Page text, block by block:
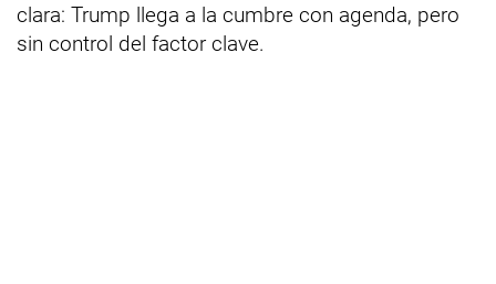
clara: Trump llega a la cumbre con agenda, pero
sin control del factor clave.